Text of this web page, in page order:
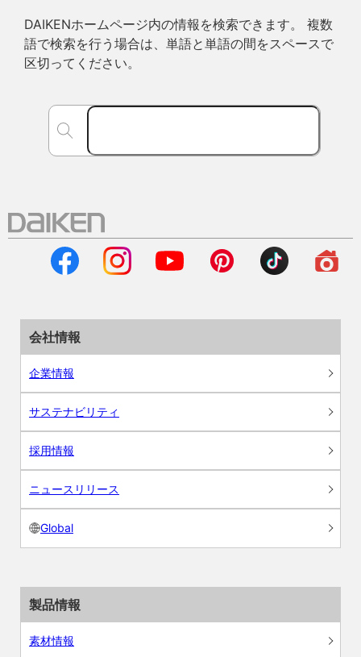
DAIKENホームページ内の情報を検索できます。 複数
語で検索を行う場合は、単語と単語の間をスペースで
区切ってください。
会社情報
企業情報
サステナビリティ
採用情報
ニュースリリース
Global
製品情報
素材情報